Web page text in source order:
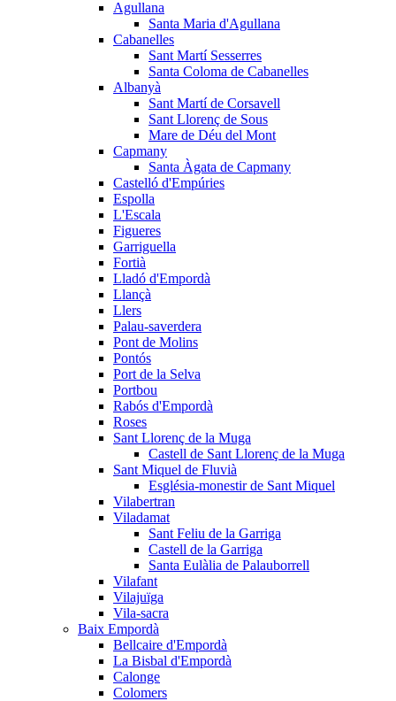
Agullana
Santa Maria d'Agullana
Cabanelles
Sant Martí Sesserres
Santa Coloma de Cabanelles
Albanyà
Sant Martí de Corsavell
Sant Llorenç de Sous
Mare de Déu del Mont
Capmany
Santa Àgata de Capmany
Castelló d'Empúries
Espolla
L'Escala
Figueres
Garriguella
Fortià
Lladó d'Empordà
Llançà
Llers
Palau-saverdera
Pont de Molins
Pontós
Port de la Selva
Portbou
Rabós d'Empordà
Roses
Sant Llorenç de la Muga
Castell de Sant Llorenç de la Muga
Sant Miquel de Fluvià
Església-monestir de Sant Miquel
Vilabertran
Viladamat
Sant Feliu de la Garriga
Castell de la Garriga
Santa Eulàlia de Palauborrell
Vilafant
Vilajuïga
Vila-sacra
Baix Empordà
Bellcaire d'Empordà
La Bisbal d'Empordà
Calonge
Colomers